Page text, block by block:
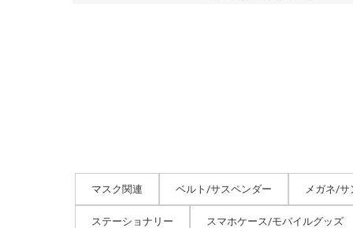
マスク関連 ベルト/サスペンダー メガネ/
ステーショナリー スマホケース/モバイルグッズ